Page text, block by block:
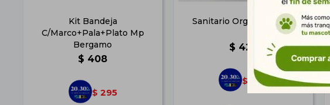
Kit Bandeja
C/Marco+Pala+Plato Mp
Bergamo
$ 408
$ 295
Sanitario Organicat 7 Kg
$ 427
$ 309